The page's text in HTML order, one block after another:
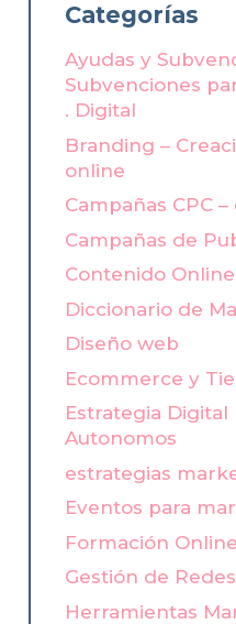
Categorías
Ayudas y
Subvenciones
. Digital
Branding –
online
Campañas CPC
Campañas de
Contenido
Diccionario de
Diseño web
Ecommerce y
Estrategia Digital
Autonomos
estrategias
Eventos para
Formación
Gestión de
Herramientas